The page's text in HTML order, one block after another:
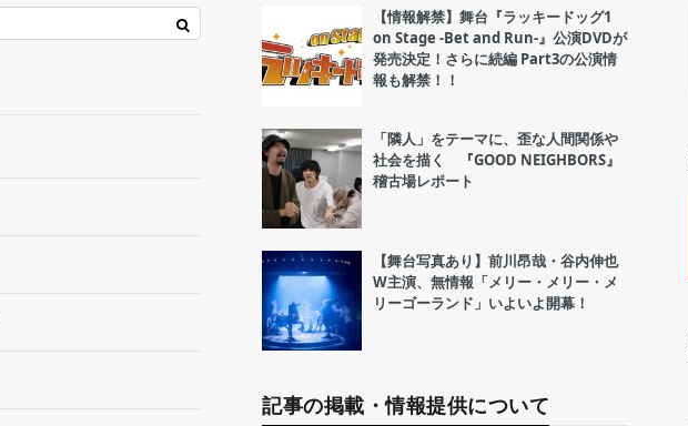
【情報解禁】舞台『ラッキードッグ1
on Stage -Bet and Run-』公演DVDが
発売決定！さらに続編 Part3の公演情
報も解禁！！
「隣人」をテーマに、歪な人間関係や
社会を描く 『GOOD NEIGHBORS』
稽古場レポート
【舞台写真あり】前川昂哉・谷内伸也
W主演、無情報「メリー・メリー・メ
リーゴーランド」いよいよ開幕！
記事の掲載・情報提供について